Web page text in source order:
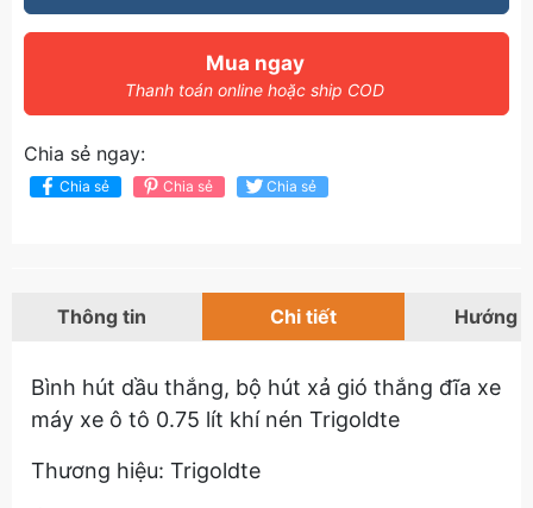
Mua ngay
Thanh toán online hoặc ship COD
Chia sẻ ngay:
Chia sẻ Chia sẻ Chia sẻ
Thông tin Chi tiết Hướng
Bình hút dầu thắng, bộ hút xả gió thắng đĩa xe
máy xe ô tô 0.75 lít khí nén Trigoldte
Thương hiệu: Trigoldte